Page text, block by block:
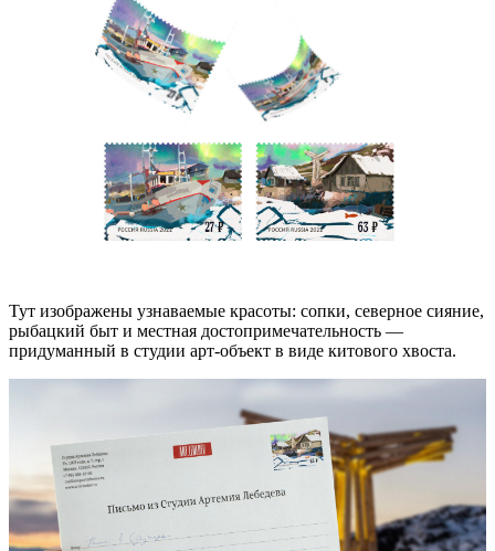
Тут изображены узнаваемые красоты: сопки, северное сияние,
рыбацкий быт и местная достопримечательность —
придуманный в студии арт-объект в виде китового хвоста.